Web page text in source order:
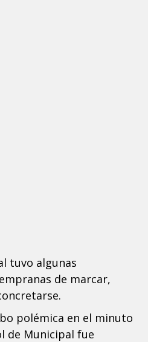
tuvo algunas
de marcar,
polémica en el minuto
de Municipal fue